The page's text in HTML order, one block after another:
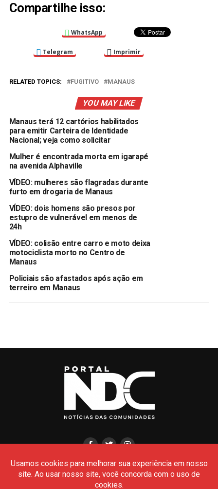
Compartilhe isso:
WhatsApp
Telegram Imprimir
RELATED TOPICS: FUGITIVO MANAUS
YOU MAY LIKE
Manaus terá 12 cartórios habilitados
para emitir Carteira de Identidade
Nacional; veja como solicitar
Mulher é encontrada morta em igarapé
na avenida Alphaville
VÍDEO: mulheres são flagradas durante
furto em drogaria de Manaus
VÍDEO: dois homens são presos por
estupro de vulnerável em menos de
24h
VÍDEO: colisão entre carro e moto deixa
motociclista morto no Centro de
Manaus
Policiais são afastados após ação em
terreiro em Manaus
HOME CIDADES POLÍCIA POLÍTICA
AMAZONAS
CULTURA